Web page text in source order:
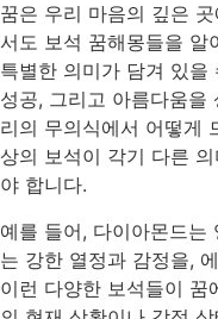
꿈은 우리 마음의 깊은
서도 보석 꿈해몽들을 알
특별한 의미가 담겨 있을
성공, 그리고 아름다움을
리의 무의식에서 어떻게
상의 보석이 각기 다른
야 합니다.
예를 들어, 다이아몬드는
는 강한 열정과 감정을,
이런 다양한 보석들이